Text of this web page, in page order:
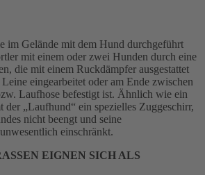
im Gelände mit dem Hund durchgeführt
mit einem oder zwei Hunden durch eine
die mit einem Ruckdämpfer ausgestattet
eingearbeitet oder am Ende zwischen
Laufhose befestigt ist. Ähnlich wie ein
der „Laufhund“ ein spezielles Zuggeschirr,
nicht beengt und seine
einschränkt.
EIGNEN SICH ALS